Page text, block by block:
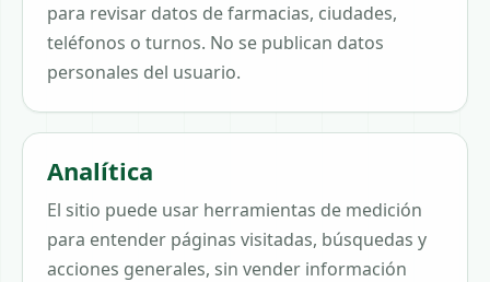
para revisar datos de farmacias, ciudades,
teléfonos o turnos. No se publican datos
personales del usuario.
Analítica
El sitio puede usar herramientas de medición
para entender páginas visitadas, búsquedas y
acciones generales, sin vender información